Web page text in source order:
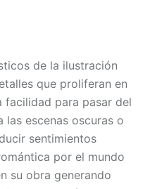
de la ilustración
que proliferan en
facilidad para pasar del
escenas oscuras o
sentimientos
por el mundo
su obra generando